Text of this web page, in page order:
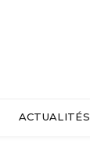
ACTUALITÉS